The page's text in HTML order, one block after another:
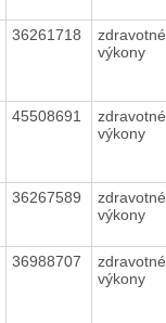
36261718
zdravotné
výkony
45508691
zdravotné
výkony
36267589
zdravotné
výkony
36988707
zdravotné
výkony